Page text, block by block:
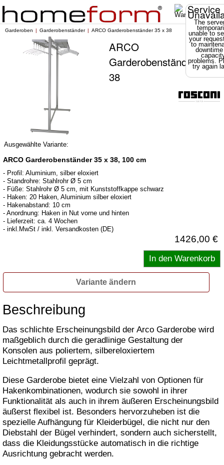
Service
The
unable to
your
to
problems.
try again
Garderoben Garderobenständer ARCO Garderobenständer 35 x 38
ARCO
Garderobenständer 35 x
38
Ausgewählte Variante:
ARCO Garderobenständer 35 x 38, 100 cm
- Profil: Aluminium, silber eloxiert
- Standrohre: Stahlrohr Ø 5 cm
- Füße: Stahlrohr Ø 5 cm, mit Kunststoffkappe schwarz
- Haken: 20 Haken, Aluminium silber eloxiert
- Hakenabstand: 10 cm
- Anordnung: Haken in Nut vorne und hinten
- Lieferzeit: ca. 4 Wochen
- inkl.MwSt / inkl. Versandkosten (DE)
1426,00 €
Variante ändern
Beschreibung
Das schlichte Erscheinungsbild der Arco Garderobe wird
maßgeblich durch die geradlinige Gestaltung der
Konsolen aus poliertem, silbereloxiertem
Leichtmetallprofil geprägt.
Diese Garderobe bietet eine Vielzahl von Optionen für
Hakenkombinationen, wodurch sie sowohl in ihrer
Funktionalität als auch in ihrem äußeren Erscheinungsbild
äußerst flexibel ist. Besonders hervorzuheben ist die
spezielle Aufhängung für Kleiderbügel, die nicht nur den
Diebstahl der Bügel verhindert, sondern auch sicherstellt,
dass die Kleidungsstücke automatisch in die richtige
Ausrichtung gebracht werden.